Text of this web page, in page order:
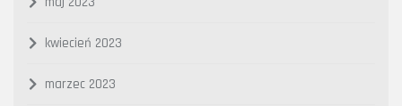
kwiecień 2023
marzec 2023